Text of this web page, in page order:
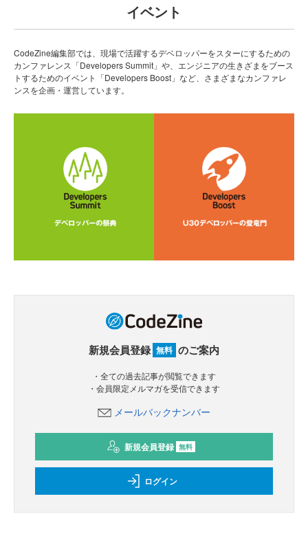
イベント
CodeZine編集部では、現場で活躍するデベロッパーをスターにするための
カンファレンス「Developers Summit」や、エンジニアの生きざまをブース
トするためのイベント「Developers Boost」など、さまざまなカンファレ
ンスを企画・運営しています。
新規会員登録 無料 のご案内
・全ての過去記事が閲覧できます
・会員限定メルマガを受信できます
メールバックナンバー
新規会員登録 無料
ログイン